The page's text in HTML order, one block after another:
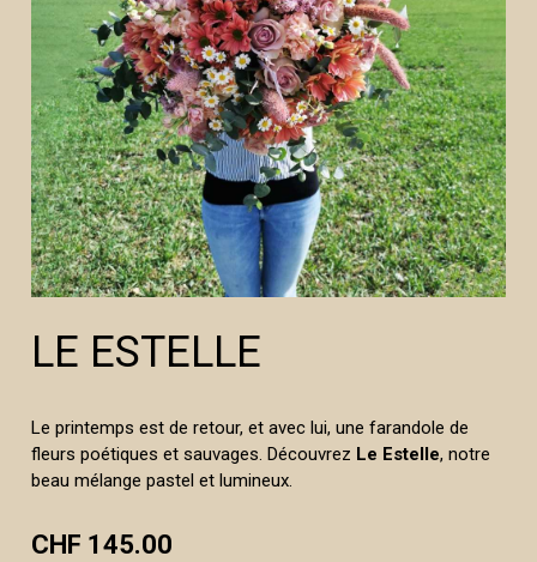
LE ESTELLE
Le printemps est de retour, et avec lui, une farandole de
fleurs poétiques et sauvages. Découvrez Le Estelle, notre
beau mélange pastel et lumineux.
CHF 145.00